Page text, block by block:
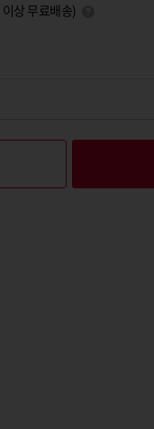
상 무료배송)